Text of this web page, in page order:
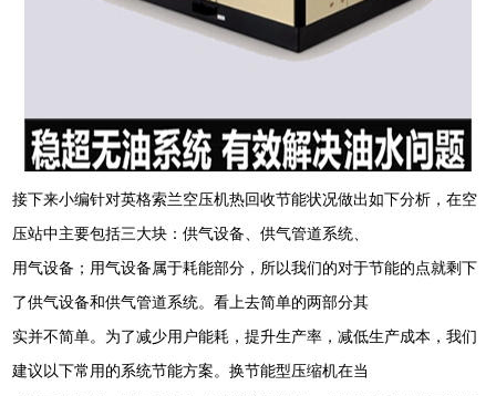
接下来小编针对英格索兰空压机热回收节能状况做出如下分析，在空
压站中主要包括三大块：供气设备、供气管道系统、
用气设备；用气设备属于耗能部分，所以我们的对于节能的点就剩下
了供气设备和供气管道系统。看上去简单的两部分其
实并不简单。为了减少用户能耗，提升生产率，减低生产成本，我们
建议以下常用的系统节能方案。换节能型压缩机在当